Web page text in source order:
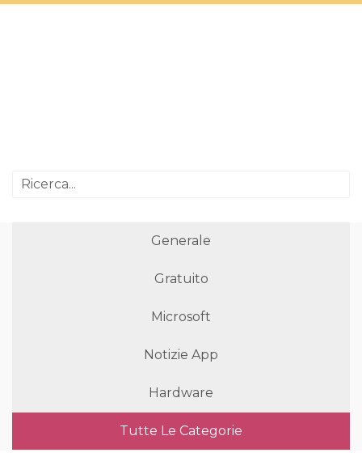
Generale
Gratuito
Microsoft
Notizie App
Hardware
Tutte Le Categorie